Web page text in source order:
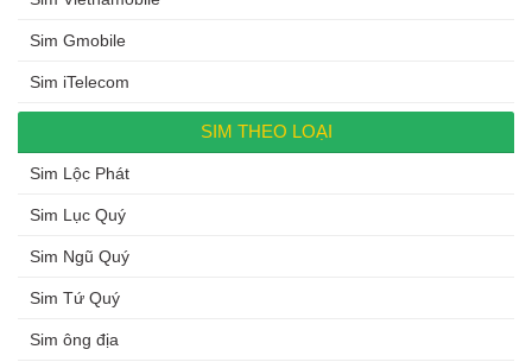
Sim Gmobile
Sim iTelecom
SIM THEO LOẠI
Sim Lộc Phát
Sim Lục Quý
Sim Ngũ Quý
Sim Tứ Quý
Sim ông địa